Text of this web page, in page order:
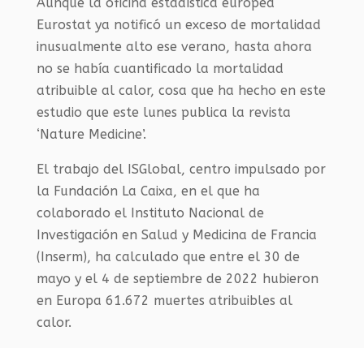
Eurostat ya notificó un exceso de mortalidad
inusualmente alto ese verano, hasta ahora
no se había cuantificado la mortalidad
atribuible al calor, cosa que ha hecho en este
estudio que este lunes publica la revista
‘Nature Medicine’.
El trabajo del ISGlobal, centro impulsado por
la Fundación La Caixa, en el que ha
colaborado el Instituto Nacional de
Investigación en Salud y Medicina de Francia
(Inserm), ha calculado que entre el 30 de
mayo y el 4 de septiembre de 2022 hubieron
en Europa 61.672 muertes atribuibles al
calor.